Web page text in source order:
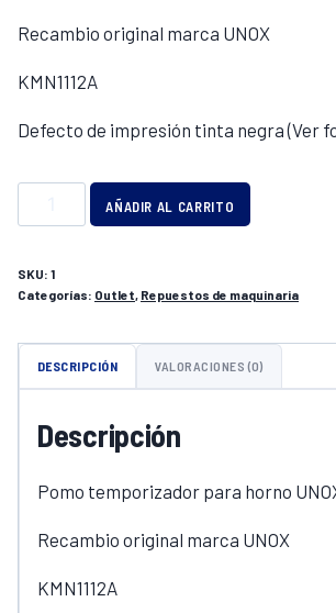
era:
es:
Recambio original marca UNOX
KMN1112A
Defecto de impresión tinta negra (Ver
TEMPORIZADOR
UNOX
AÑADIR AL CARRITO
SKU: 1
Categorías: Outlet, Repuestos de maquinaria
DESCRIPCIÓN VALORACIONES (0)
Descripción
Pomo temporizador para horno
Recambio original marca UNOX
KMN1112A